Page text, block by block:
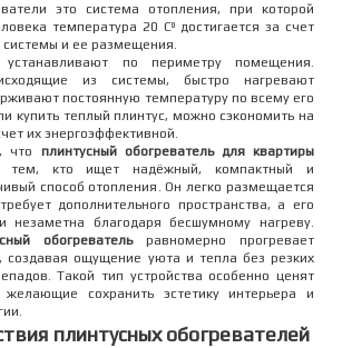
это система отопления, при которой
температура 20 Сº достигается за счет
системы и ее размещения.
устанавливают по периметру помещения.
из системы, быстро нагревают
постоянную температуру по всему его
купить теплый плинтус, можно сэкономить на
их энергоэффективной.
что плинтусный обогреватель для квартиры
тем, кто ищет надёжный, компактный и
способ отопления. Он легко размещается
дополнительного пространства, а его
незаметна благодаря бесшумному нагреву.
обогревательравномерно прогревает
создавая ощущение уюта и тепла без резких
Такой тип устройства особенно ценят
желающие сохранить эстетику интерьера и
плинтусных обогревателей